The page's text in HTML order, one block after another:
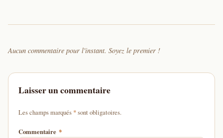
Aucun commentaire pour l'instant. Soyez le premier !
Laisser un commentaire
Les champs marqués *d'un astérisque
sont obligatoires.
Commentaire *